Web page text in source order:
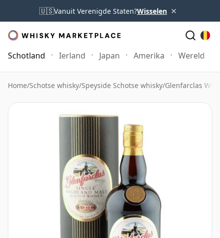
🇺🇸Vanuit Verenigde Staten?Wisselen ×
Schotland Ierland Japan Amerika Wereld
Home/Schotse whisky/Speyside Schotse whisky/Glenfarclas